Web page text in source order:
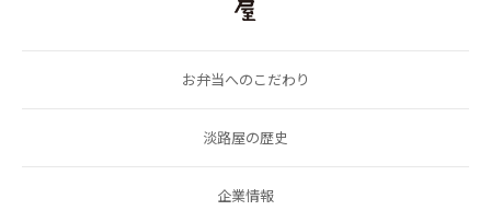
お弁当へのこだわり
淡路屋の歴史
企業情報